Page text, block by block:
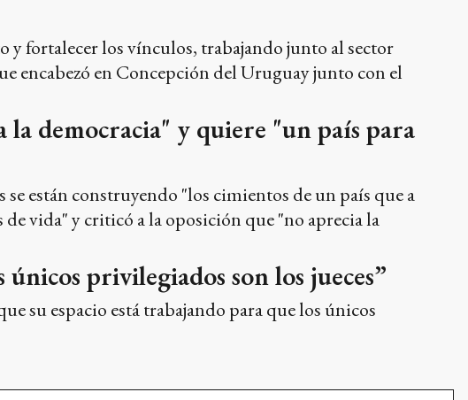
y fortalecer los vínculos, trabajando junto al sector
encabezó en Concepción del Uruguay junto con el
democracia" y quiere "un país para
están construyendo "los cimientos de un país que a
vida" y criticó a la oposición que "no aprecia la
privilegiados son los jueces”
su espacio está trabajando para que los únicos